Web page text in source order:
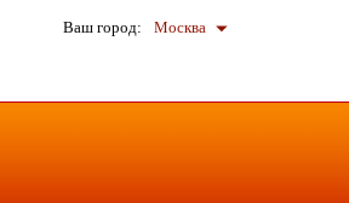
Ваш город: Москва